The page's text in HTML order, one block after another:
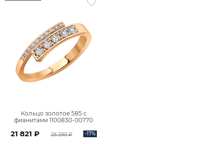
Кольцо золотое 585 с
фианитами 1100830-00770
21 821 ₽ 26 290 ₽ -17%